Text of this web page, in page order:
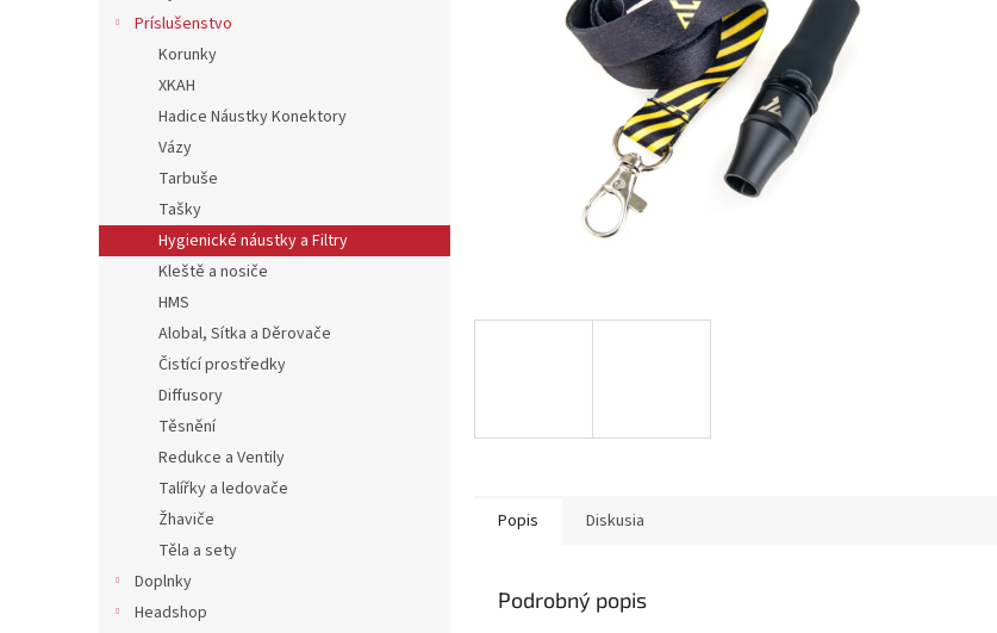
Príslušenstvo
Korunky
XKAH
Hadice Náustky Konektory
Vázy
Tarbuše
Tašky
Hygienické náustky a Filtry
Kleště a nosiče
HMS
Alobal, Sítka a Děrovače
Čistící prostředky
Diffusory
Těsnění
Redukce a Ventily
Talířky a ledovače
Žhaviče
Těla a sety
Doplnky
Headshop
Popis Diskusia
Podrobný popis